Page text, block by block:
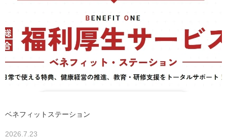
ベネフィットステーション
2026.7.23